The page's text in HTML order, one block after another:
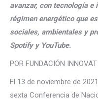
avanzar, con tecnología e
régimen energético que
sociales, ambientales y
Spotify y YouTube.
POR FUNDACIÓN INNOVAT
El 13 de noviembre de
sexta Conferencia de